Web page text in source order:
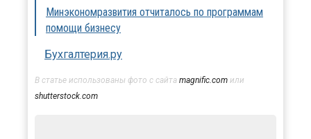
Минэкономразвития отчиталось по программам
помощи бизнесу
Бухгалтерия.ру
В статье использованы фото с сайта magnific.com или
shutterstock.com